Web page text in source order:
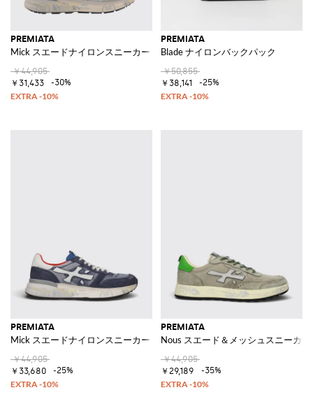
PREMIATA
Mick スエードナイロンスニーカー
￥44,905
￥31,433
-30%
PREMIATA
Blade ナイロンバックパック
￥50,855
￥38,141
-25%
PREMIATA
Mick スエードナイロンスニーカー
￥44,905
￥33,680
-25%
PREMIATA
Nous スエード＆メッシュスニーカー
￥44,905
￥29,189
-35%